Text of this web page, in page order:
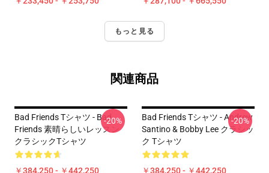
もっと見る
関連商品
Bad Friends Tシャツ - Bad
Friends 素晴らしいレッスン
クラシックTシャツ
￥384,250 - ￥442,250
-20%
Bad Friends Tシャツ - Andrew
Santino & Bobby Lee クラシッ
ク Tシャツ
￥384,250 - ￥442,250
-20%